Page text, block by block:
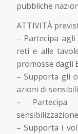
pubbliche
ATTIVITÀ
– Partecipa
reti e alle
promosse dagli
– Supporta gli
azioni di
– Partecipa
sensibilizzazione
– Supporta i